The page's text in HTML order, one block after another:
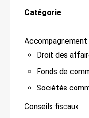
Catégorie
Accompagnement
Droit des
Fonds de
Sociétés
Conseils fiscaux